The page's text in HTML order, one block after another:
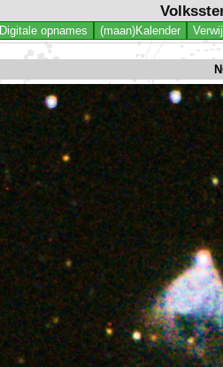
Digitale opnames (maan)Kalender